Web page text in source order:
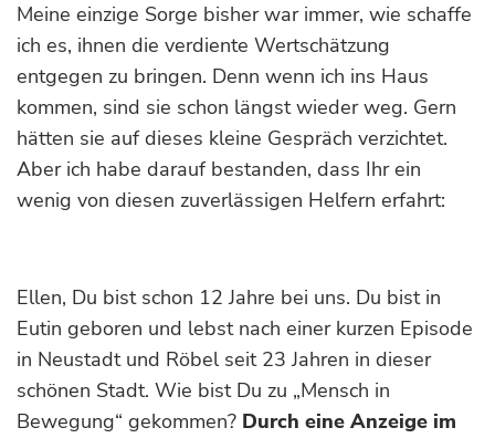
Meine einzige Sorge bisher war immer, wie schaffe
ich es, ihnen die verdiente Wertschätzung
entgegen zu bringen. Denn wenn ich ins Haus
kommen, sind sie schon längst wieder weg. Gern
hätten sie auf dieses kleine Gespräch verzichtet.
Aber ich habe darauf bestanden, dass Ihr ein
wenig von diesen zuverlässigen Helfern erfahrt:
Ellen, Du bist schon 12 Jahre bei uns. Du bist in
Eutin geboren und lebst nach einer kurzen Episode
in Neustadt und Röbel seit 23 Jahren in dieser
schönen Stadt. Wie bist Du zu „Mensch in
Bewegung“ gekommen? Durch eine Anzeige im